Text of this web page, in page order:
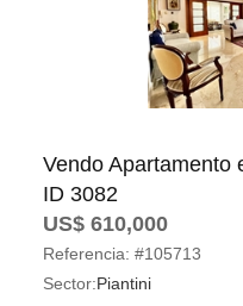
Vendo Apartamento
ID 3082
US$ 610,000
Referencia: #105713
Sector:Piantini